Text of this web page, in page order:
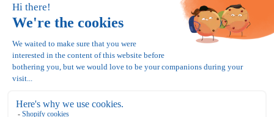
My account
Shipping, returns & refunds
Cancel my order
100% secure payment :